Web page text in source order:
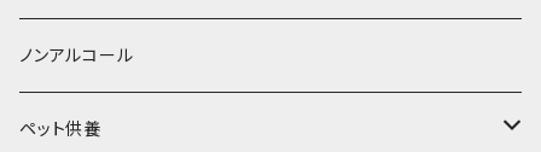
ドライアイス25ｋｇ
土鍋・土釜
一般土鍋
皿・椀・丼・小物
ノンアルコール
ペット供養